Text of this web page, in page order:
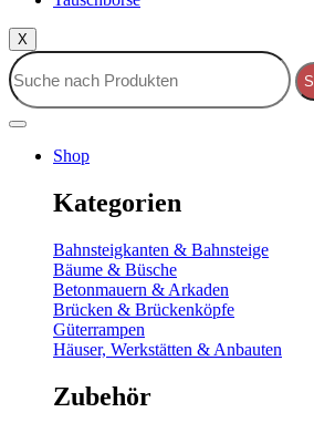
X
Shop
Kategorien
Bahnsteigkanten & Bahnsteige
Bäume & Büsche
Betonmauern & Arkaden
Brücken & Brückenköpfe
Güterrampen
Häuser, Werkstätten & Anbauten
Zubehör